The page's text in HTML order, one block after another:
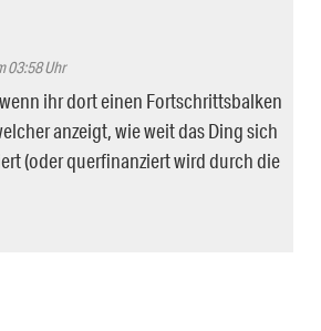
03:58 Uhr
ihr dort einen Fortschrittsbalken
anzeigt, wie weit das Ding sich
(oder querfinanziert wird durch die